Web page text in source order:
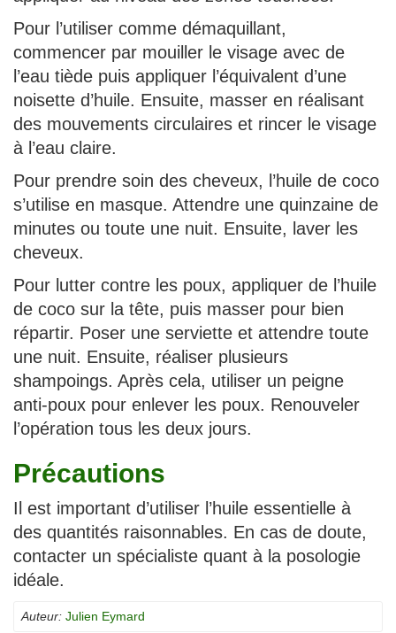
Pour l’utiliser comme démaquillant,
commencer par mouiller le visage avec de
l’eau tiède puis appliquer l’équivalent d’une
noisette d’huile. Ensuite, masser en réalisant
des mouvements circulaires et rincer le visage
à l’eau claire.
Pour prendre soin des cheveux, l’huile de coco
s’utilise en masque. Attendre une quinzaine de
minutes ou toute une nuit. Ensuite, laver les
cheveux.
Pour lutter contre les poux, appliquer de l’huile
de coco sur la tête, puis masser pour bien
répartir. Poser une serviette et attendre toute
une nuit. Ensuite, réaliser plusieurs
shampoings. Après cela, utiliser un peigne
anti-poux pour enlever les poux. Renouveler
l’opération tous les deux jours.
Précautions
Il est important d’utiliser l’huile essentielle à
des quantités raisonnables. En cas de doute,
contacter un spécialiste quant à la posologie
idéale.
Auteur: Julien Eymard